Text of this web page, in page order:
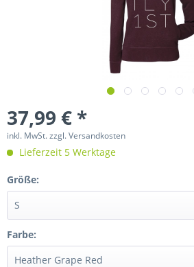
37,99 € *
inkl. MwSt.zzgl. Versandkosten
Lieferzeit 5 Werktage
Größe:
Farbe: